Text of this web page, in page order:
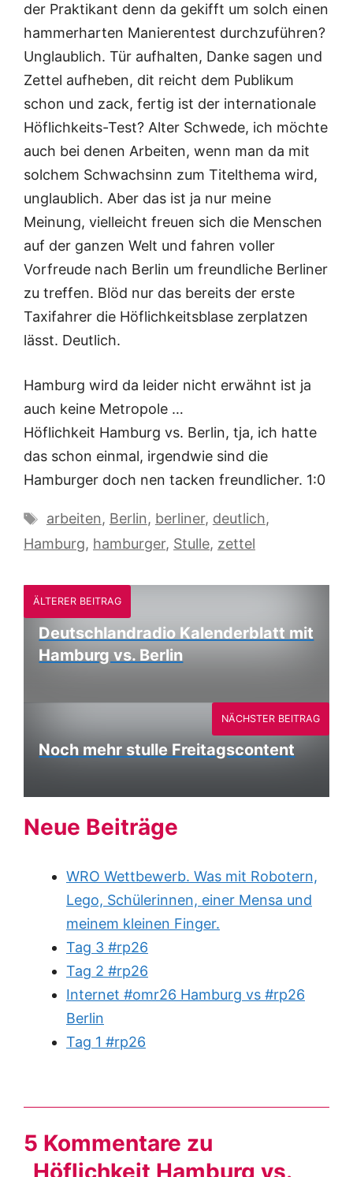
der Praktikant denn da gekifft um solch einen
hammerharten Manierentest durchzuführen?
Unglaublich. Tür aufhalten, Danke sagen und
Zettel aufheben, dit reicht dem Publikum
schon und zack, fertig ist der internationale
Höflichkeits-Test? Alter Schwede, ich möchte
auch bei denen Arbeiten, wenn man da mit
solchem Schwachsinn zum Titelthema wird,
unglaublich. Aber das ist ja nur meine
Meinung, vielleicht freuen sich die Menschen
auf der ganzen Welt und fahren voller
Vorfreude nach Berlin um freundliche Berliner
zu treffen. Blöd nur das bereits der erste
Taxifahrer die Höflichkeitsblase zerplatzen
lässt. Deutlich.
Hamburg wird da leider nicht erwähnt ist ja
auch keine Metropole …
Höflichkeit Hamburg vs. Berlin, tja, ich hatte
das schon einmal, irgendwie sind die
Hamburger doch nen tacken freundlicher. 1:0
Schlagwörter
arbeiten, Berlin, berliner, deutlich,
Hamburg, hamburger, Stulle, zettel
ÄLTERER BEITRAG
Deutschlandradio Kalenderblatt mit
Hamburg vs. Berlin
Noch mehr stulle Freitagscontent
NÄCHSTER BEITRAG
Neue Beiträge
WRO Wettbewerb. Was mit Robotern,
Lego, Schülerinnen, einer Mensa und
meinem kleinen Finger.
Tag 3 #rp26
Tag 2 #rp26
Internet #omr26 Hamburg vs #rp26
Berlin
Tag 1 #rp26
5 Kommentare zu